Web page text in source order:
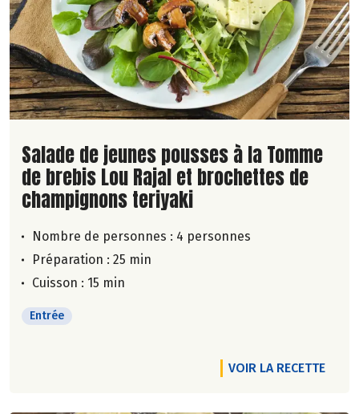
Lire la suite de la recette
Salade de jeunes pousses à la Tomme
de brebis Lou Rajal et brochettes de
champignons teriyaki
Nombre de personnes : 4 personnes
Préparation : 25 min
Cuisson : 15 min
Entrée
VOIR LA RECETTE